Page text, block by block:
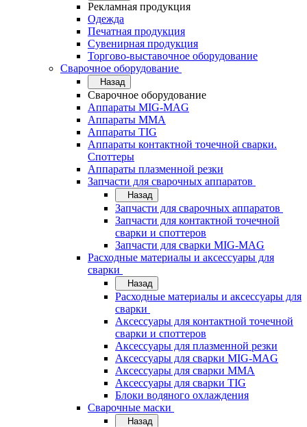
Рекламная продукция
Одежда
Печатная продукция
Сувенирная продукция
Торгово-выставочное оборудование
Сварочное оборудование
Назад
Сварочное оборудование
Аппараты MIG-MAG
Аппараты MMA
Аппараты TIG
Аппараты контактной точечной сварки.
Споттеры
Аппараты плазменной резки
Запчасти для сварочных аппаратов
Назад
Запчасти для сварочных аппаратов
Запчасти для контактной точечной
сварки и споттеров
Запчасти для сварки MIG-MAG
Расходные материалы и аксессуары для
сварки
Назад
Расходные материалы и аксессуары для
сварки
Аксессуары для контактной точечной
сварки и споттеров
Аксессуары для плазменной резки
Аксессуары для сварки MIG-MAG
Аксессуары для сварки MMA
Аксессуары для сварки TIG
Блоки водяного охлаждения
Сварочные маски
Назад